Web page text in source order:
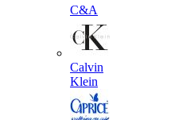
C&A
Calvin
Klein